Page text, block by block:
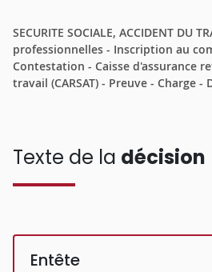
SECURITE SOCIALE, ACCIDENT DU
professionnelles - Inscription au
Contestation - Caisse d'assurance
travail (CARSAT) - Preuve - Charge
Texte de la décision
Entête